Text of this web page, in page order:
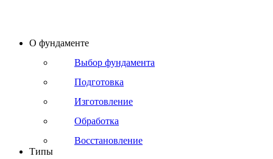
О фундаменте
Выбор фундамента
Подготовка
Изготовление
Обработка
Восстановление
Типы